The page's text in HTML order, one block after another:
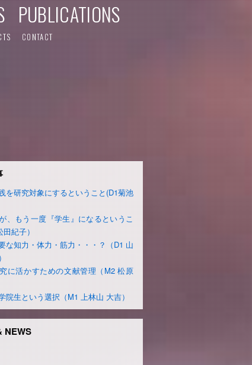
PUBLICATIONS
CONTACT
を研究対象にするということ(D1菊池
、もう一度『学生』になるというこ
紀子）
な知力・体力・筋力・・・？（D1 山
に活かすための文献管理（M2 松原
院生という選択（M1 上林山 大吉）
NEWS